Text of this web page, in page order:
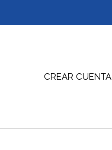
CREAR CUENTA